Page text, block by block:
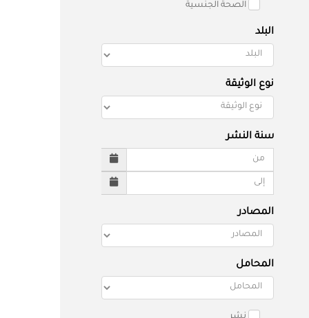
الصحة الجنسية
البلد
نوع الوثيقة
سنة النشر
المصادر
المحامل